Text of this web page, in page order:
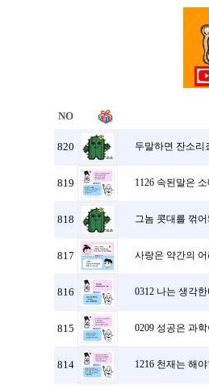
NO
820 두말하면 잔소리
819 1126 속된말은
818 그놈 콧대를 꺾
817 사랑은 약간의
816 0312 나는 생각
815 0209 성공은 과
814 1216 천재는 해